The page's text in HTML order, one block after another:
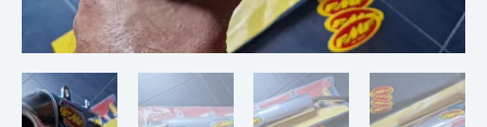
Husqvarna
125
WR
CR